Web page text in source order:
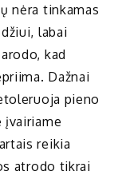
nėra tinkamas
labai
kad
Dažnai
pieno
įvairiame
reikia
atrodo tikrai